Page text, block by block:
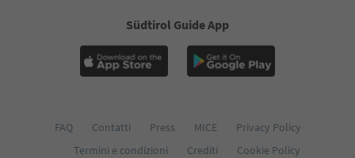
Südtirol Guide App
FAQ Contatti Press MICE
Privacy Policy
Termini e condizioni
Crediti
Cookie Policy